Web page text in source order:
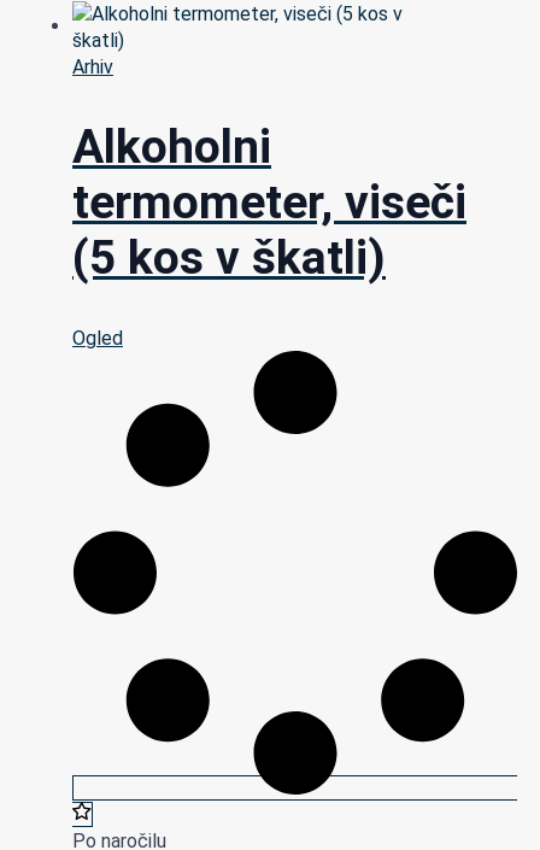
Arhiv
Alkoholni
termometer, viseči
(5 kos v škatli)
Ogled
Po naročilu